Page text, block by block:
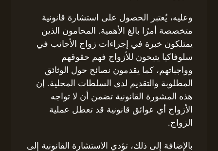
وعليه، يُعتبر الحصول على استشارة قانونية
متخصصة أمرًا بالغ الأهمية. المحامون الذين
يمتلكون خبرة في إجراءات زواج الأجانب في
سلوفاكيا يتيحون للأزواج فهم حقوقهم
وواجباتهم، كما يقدمون نصائح حول الوثائق
المطلوبة والتقديم لدى السلطات المحلية. إن
هذه المشورة القانونية تضمن أن لا تواجه
الأزواج أي عوائق قانونية قد تعطل عملية
الزواج.
بالإضافة إلى ذلك، تؤدي الاستشارة القانونية إلى